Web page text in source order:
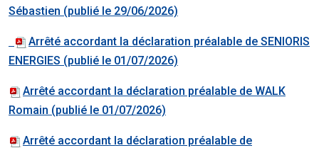
Sébastien (publié le 29/06/2026)
Arrêté accordant la déclaration préalable de SENIORIS
ENERGIES (publié le 01/07/2026)
Arrêté accordant la déclaration préalable de WALK
Romain (publié le 01/07/2026)
Arrêté accordant la déclaration préalable de